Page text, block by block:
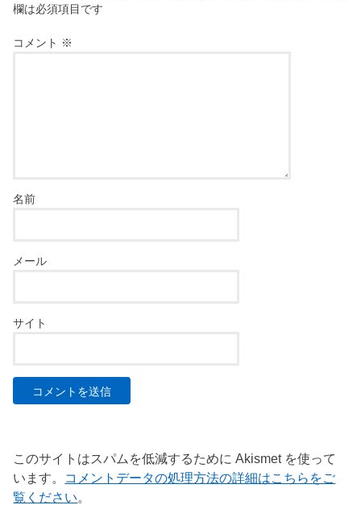
欄は必須項目です
コメント ※
名前
メール
サイト
このサイトはスパムを低減するために Akismet を使って
います。 コメントデータの処理方法の詳細はこちらをご
覧ください。